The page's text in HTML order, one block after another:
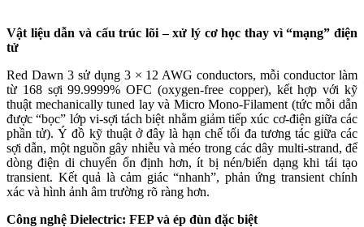
Vật liệu dẫn và cấu trúc lõi–xử lý cơ học thay vì “mạng” điện
tử
Red Dawn 3 sử dụng 3 × 12 AWG conductors, mỗi conductor làm
từ 168 sợi 99.9999% OFC (oxygen-free copper), kết hợp với kỹ
thuật mechanically tuned lay và Micro Mono-Filament (tức mỗi dẫn
được “bọc” lớp vi-sợi tách biệt nhằm giảm tiếp xúc cơ-điện giữa các
phần tử). Ý đồ kỹ thuật ở đây là hạn chế tối đa tương tác giữa các
sợi dẫn, một nguồn gây nhiễu và méo trong các dây multi-strand, để
dòng điện di chuyển ổn định hơn, ít bị nén/biến dạng khi tái tạo
transient. Kết quả là cảm giác “nhanh”, phản ứng transient chính
xác và hình ảnh âm trường rõ ràng hơn.
Công nghệ Dielectric: FEP và ép đùn đặc biệt